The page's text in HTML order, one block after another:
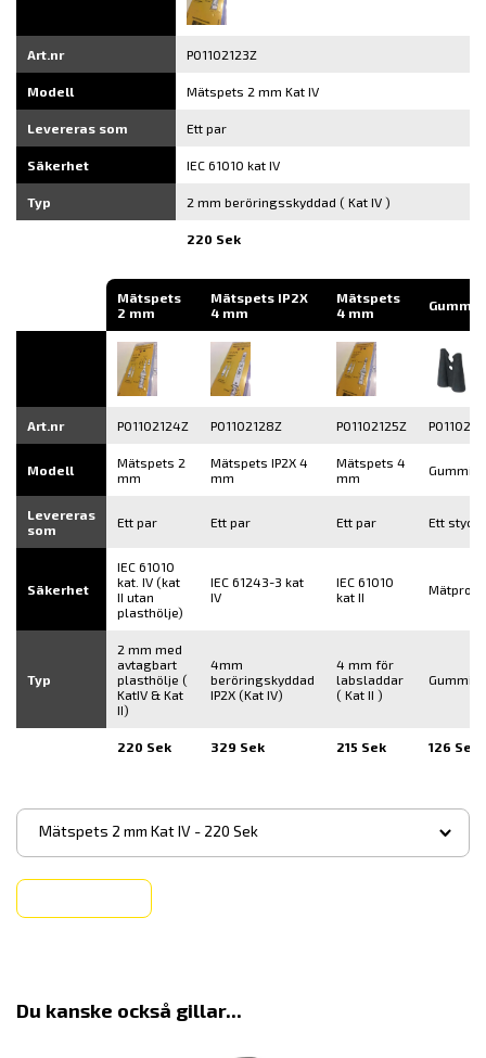
Art.nr P01102123Z
Modell Mätspets 2 mm Kat IV
Levereras som Ett par
Säkerhet IEC 61010 kat IV
Typ 2 mm beröringsskyddad ( Kat IV )
220 Sek
Mätspets
2 mm
Mätspets IP2X
4 mm
Mätspets
4 mm
Art.nr P01102124Z P01102128Z P01102125Z
Modell
Mätspets 2
mm
Mätspets IP2X 4
mm
Mätspets 4
mm
Levereras
som
Ett par Ett par Ett par Ett styck
Säkerhet
IEC 61010
kat. IV (kat
II utan
plasthölje)
IEC 61243-3 kat
IV
IEC 61010
kat II
Typ
2 mm med
avtagbart
plasthölje (
KatIV & Kat
II)
4mm
beröringskyddad
IP2X (Kat IV)
4 mm för
labsladdar
( Kat II )
220 Sek 329 Sek 215 Sek 126 Sek
Mätspets 2 mm Kat IV - 220 Sek
▾
Du kanske också gillar...